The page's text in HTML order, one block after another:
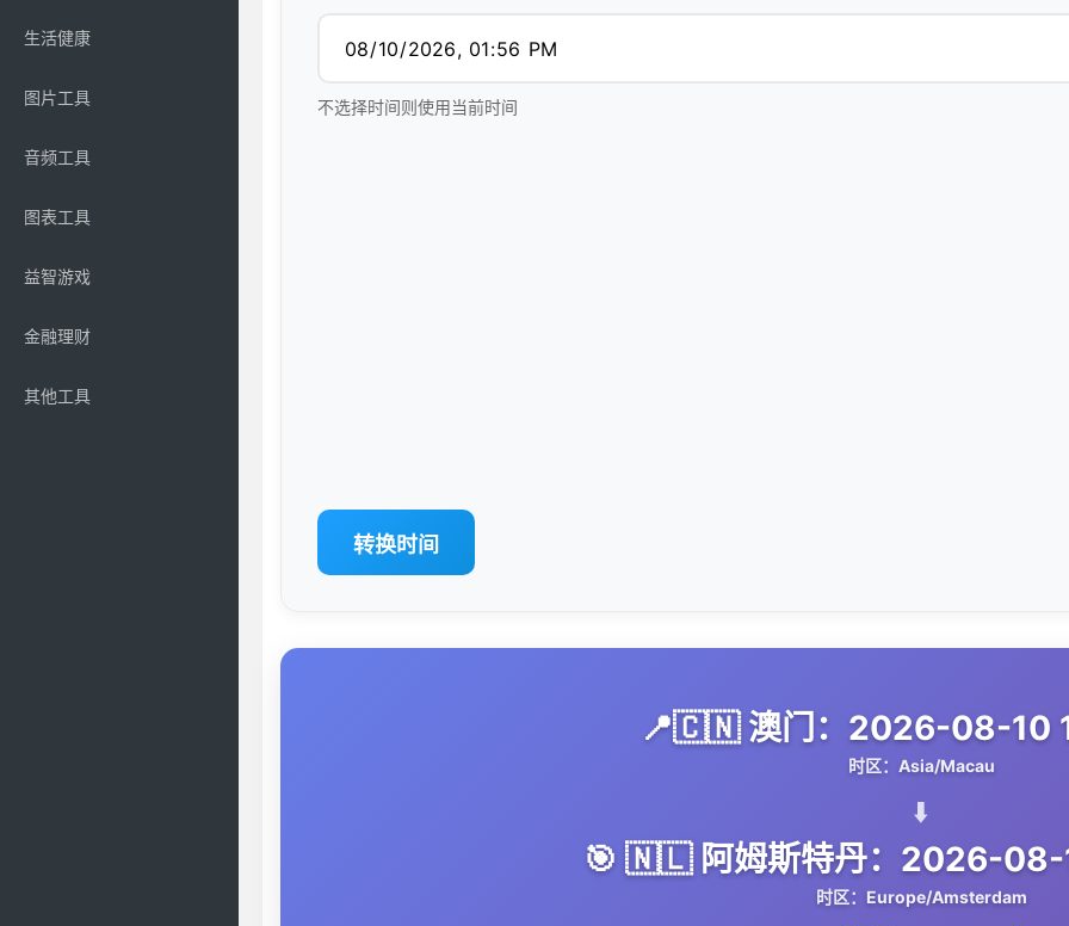
生活健康
图片工具
音频工具
图表工具
益智游戏
金融理财
其他工具
不选择时间则使用当前时间
转换时间
📍🇨🇳 澳门：2026-08-10
时区：Asia/Macau
⬇️
🎯 🇳🇱 阿姆斯特丹：2026-
时区：Europe/Amsterdam